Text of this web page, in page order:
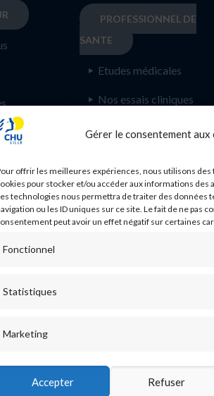
Gérer le consentement aux
offrir les meilleures expériences, nous utilisons des
pour stocker et/ou accéder aux informations des
technologies nous permettra de traiter des données
ou les ID uniques sur ce site. Le fait de ne pas
peut avoir un effet négatif sur certaines
Fonctionnel
Statistiques
Marketing
Accepter Refuser
de Lille
03 20 44 59 62
PROFESSIONNEL DE
SANTE
Etudes médicales
Nos essais cliniques
Ecoles paramédicales